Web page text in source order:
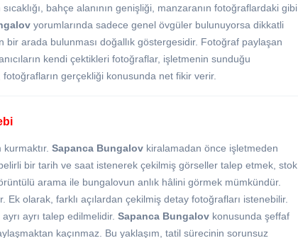
bahçe alanının genişliği, manzaranın fotoğraflardaki gibi
yorumlarında sadece genel övgüler bulunuyorsa dikkatli
bir arada bulunması doğallık göstergesidir. Fotoğraf paylaşan
kendi çektikleri fotoğraflar, işletmenin sunduğu
gerçekliği konusunda net fikir verir.
Sapanca Bungalov kiralamadan önce işletmeden
bir tarih ve saat istenerek çekilmiş görseller talep etmek, stok
arama ile bungalovun anlık hâlini görmek mümkündür.
olarak, farklı açılardan çekilmiş detay fotoğrafları istenebilir.
ayrı talep edilmelidir. Sapanca Bungalov konusunda şeffaf
kaçınmaz. Bu yaklaşım, tatil sürecinin sorunsuz